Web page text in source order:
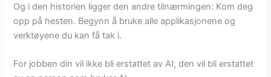
Og i den historien ligger den andre tilnærmingen: Kom deg
opp på hesten. Begynn å bruke alle applikasjonene og
verktøyene du kan få tak i.
For jobben din vil ikke bli erstattet av AI, den vil bli erstattet